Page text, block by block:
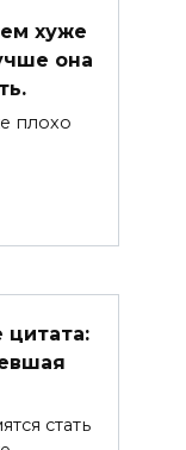
хуже
она
плохо
цитата:
стать